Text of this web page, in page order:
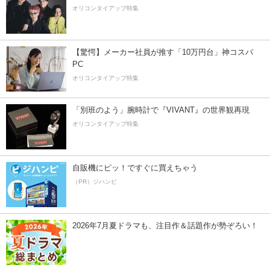
オリコンタイアップ特集
【驚愕】メーカー社員が推す「10万円台」神コスパ
PC
オリコンタイアップ特集
「別班のよう」腕時計で『VIVANT』の世界観再現
オリコンタイアップ特集
自販機にピッ！ですぐに買えちゃう
（PR）ジハンピ
2026年7月夏ドラマも、注目作＆話題作が勢ぞろい！